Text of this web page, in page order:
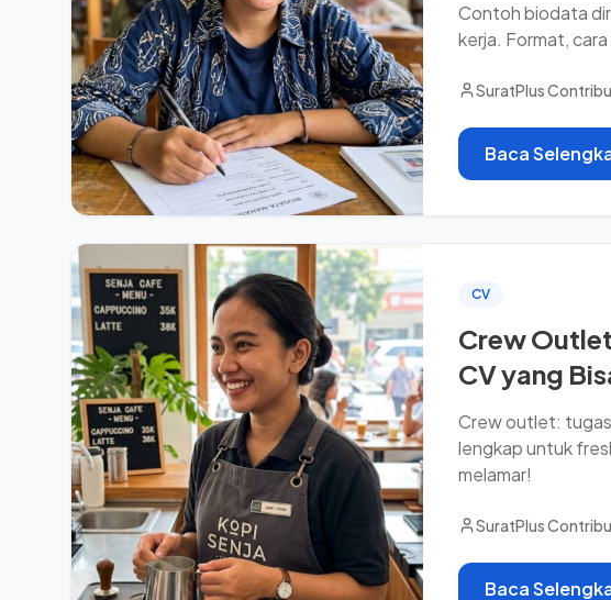
Contoh biodata
kerja. Format,
SuratPlus
Baca
CV
Crew
CV yang
Crew outlet:
lengkap untuk
melamar!
SuratPlus
Baca